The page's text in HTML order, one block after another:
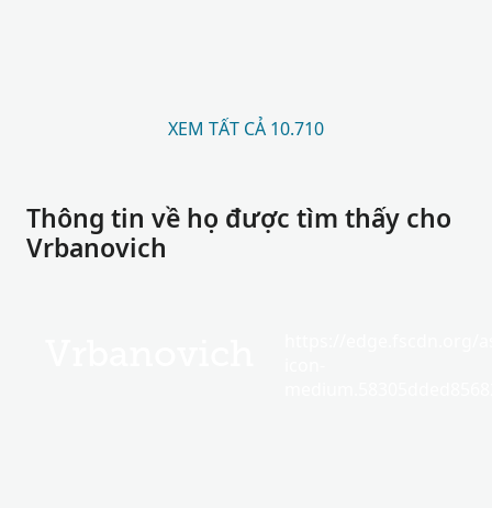
XEM TẤT CẢ 10.710
Thông tin về họ được tìm thấy cho
Vrbanovich